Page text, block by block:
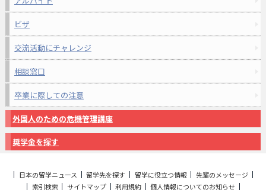
ビザ
交流活動にチャレンジ
相談窓口
卒業に際しての注意
外国人のための危機管理講座
奨学金を探す
日本の留学ニュース 留学先を探す 留学に役立つ情報
先輩のメッセージ
索引検索
サイトマップ 利用規約
個人情報についてのお知らせ